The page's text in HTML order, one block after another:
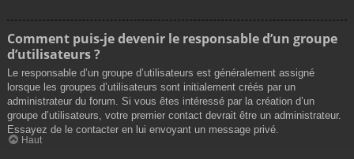
Comment puis-je devenir le responsable d’un groupe
d’utilisateurs ?
Le responsable d’un groupe d’utilisateurs est généralement assigné
lorsque les groupes d’utilisateurs sont initialement créés par un
administrateur du forum. Si vous êtes intéressé par la création d’un
groupe d’utilisateurs, votre premier contact devrait être un administrateur.
Essayez de le contacter en lui envoyant un message privé.
Haut